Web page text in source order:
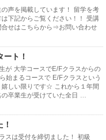
声を掲載しています！ 留学を考
下記からご覧ください！！ 受講
せはこちらから⇒お問い合わせ
ト！
が 大学コースでE/Fクラスからの
始まるコースで E/Fクラスという
しい限りです☆ これから１年間
卒業生が受けていた全日 …
スは受付を締切ました！ 初級